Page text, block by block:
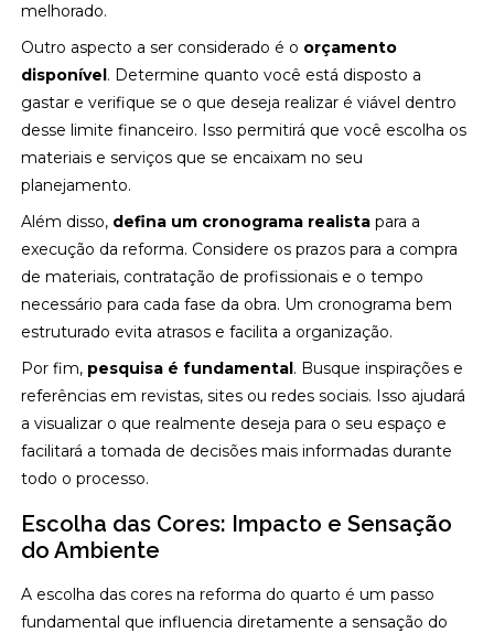
melhorado.
Outro aspecto a ser considerado é o orçamento
disponível. Determine quanto você está disposto a
gastar e verifique se o que deseja realizar é viável dentro
desse limite financeiro. Isso permitirá que você escolha os
materiais e serviços que se encaixam no seu
planejamento.
Além disso, defina um cronograma realista para a
execução da reforma. Considere os prazos para a compra
de materiais, contratação de profissionais e o tempo
necessário para cada fase da obra. Um cronograma bem
estruturado evita atrasos e facilita a organização.
Por fim, pesquisa é fundamental. Busque inspirações e
referências em revistas, sites ou redes sociais. Isso ajudará
a visualizar o que realmente deseja para o seu espaço e
facilitará a tomada de decisões mais informadas durante
todo o processo.
Escolha das Cores: Impacto e Sensação
do Ambiente
A escolha das cores na reforma do quarto é um passo
fundamental que influencia diretamente a sensação do